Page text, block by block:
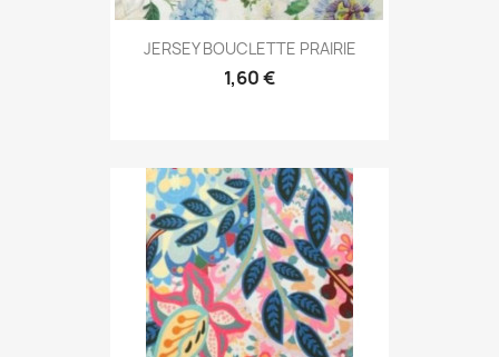
JERSEY BOUCLETTE PRAIRIE
1,60 €